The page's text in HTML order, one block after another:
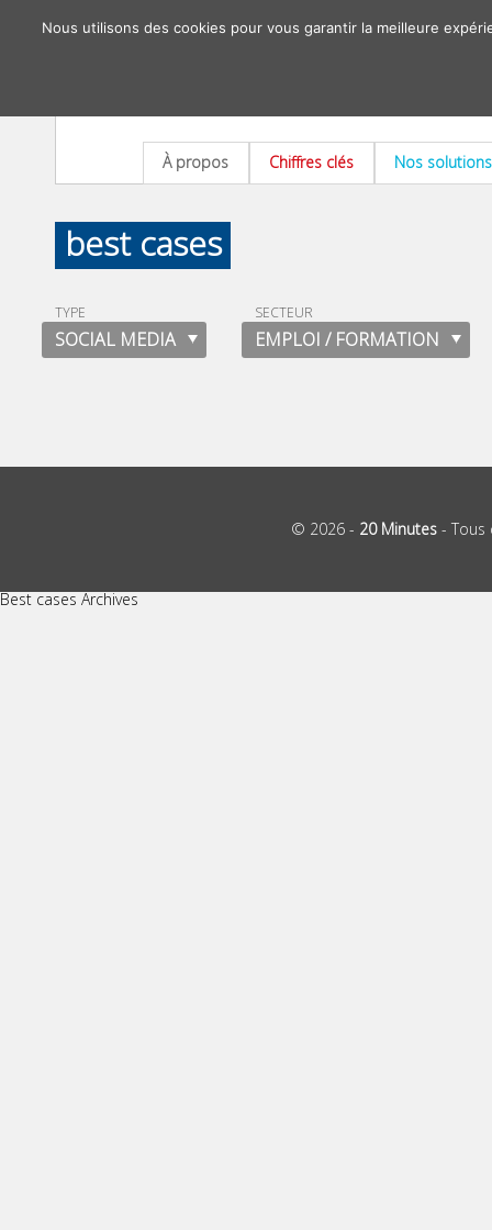
À propos Chiffres clés Nos solutions
best cases
TYPE
SOCIAL MEDIA
SECTEUR
EMPLOI / FORMATION
© 2026 - 20 Minutes -
Nous utilisons des cookies pour vous garantir la meilleure
Best cases Archives